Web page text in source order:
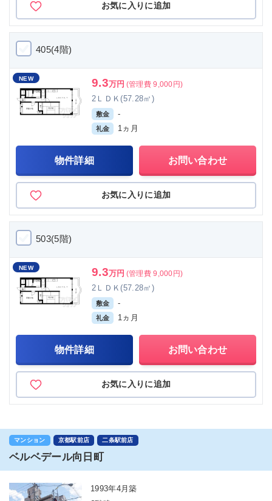
お気に入りに追加
405(4階)
NEW 9.3万円 (管理費 9,000円)
2ＬＤＫ(57.28㎡)
敷金 -
礼金 1ヵ月
物件詳細 お問い合わせ
お気に入りに追加
503(5階)
NEW 9.3万円 (管理費 9,000円)
2ＬＤＫ(57.28㎡)
敷金 -
礼金 1ヵ月
物件詳細 お問い合わせ
お気に入りに追加
マンション 京都駅前店 二条駅前店
ベルベデール向日町
1993年4月築